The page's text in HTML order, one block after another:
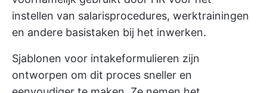
instellen van salarisprocedures, werktrainingen
en andere basistaken bij het inwerken.
Sjablonen voor intakeformulieren zijn
ontworpen om dit proces sneller en